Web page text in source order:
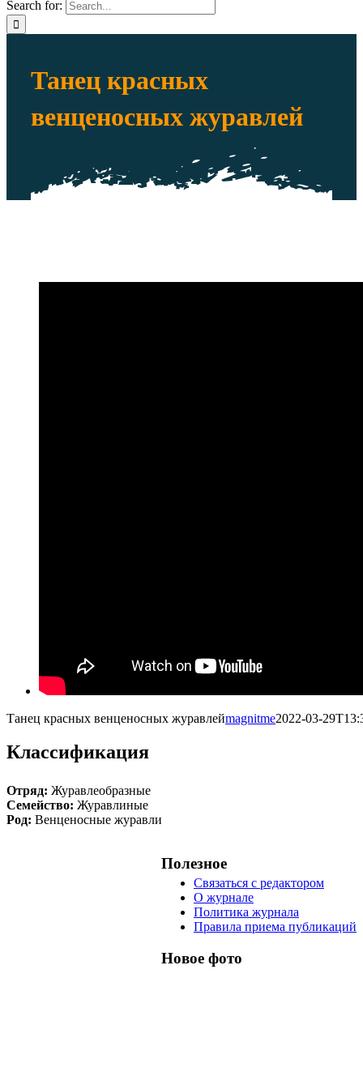
Search for:
Танец красных
венценосных журавлей
Танец красных венценосных журавлейmagnitme2022-03-
Классификация
Отряд: Журавлеобразные
Семейство: Журавлиные
Род: Венценосные журавли
Полезное
Связаться с редактором
О журнале
Политика журнала
Правила приема публикаций
Новое фото